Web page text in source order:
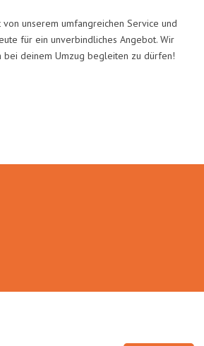
unserem umfangreichen Service und
für ein unverbindliches Angebot. Wir
bei deinem Umzug begleiten zu dürfen!